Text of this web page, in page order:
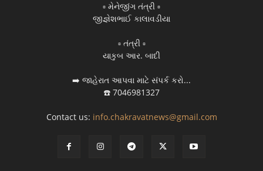
▫️ મેનેજીંગ તંત્રી ▫️
જીજ્ઞેશભાઈ કાલાવડીયા
▫️ તંત્રી ▫️
યાકુબ આર. બાદી
➡️ જાહેરાત આપવા માટે સંપર્ક કરો...
☎️ 7046981327
Contact us: info.chakravatnews@gmail.com